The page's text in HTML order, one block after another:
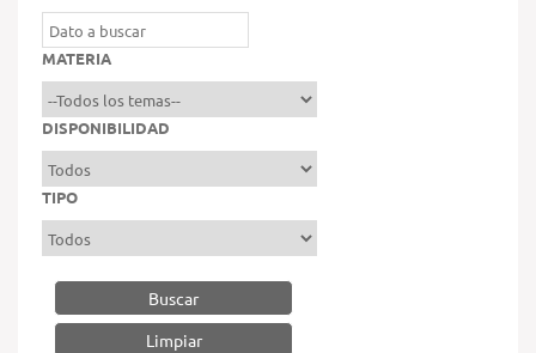
MATERIA
DISPONIBILIDAD
TIPO
Buscar